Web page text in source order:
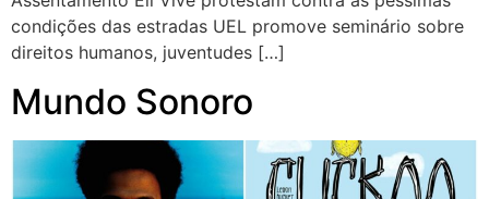
condições das estradas UEL promove seminário sobre
direitos humanos, juventudes […]
Mundo Sonoro